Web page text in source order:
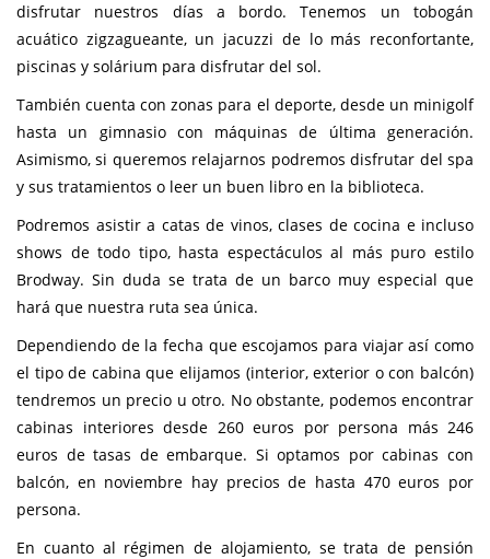
disfrutar nuestros días a bordo. Tenemos un tobogán
acuático zigzagueante, un jacuzzi de lo más reconfortante,
piscinas y solárium para disfrutar del sol.
También cuenta con zonas para el deporte, desde un minigolf
hasta un gimnasio con máquinas de última generación.
Asimismo, si queremos relajarnos podremos disfrutar del spa
y sus tratamientos o leer un buen libro en la biblioteca.
Podremos asistir a catas de vinos, clases de cocina e incluso
shows de todo tipo, hasta espectáculos al más puro estilo
Brodway. Sin duda se trata de un barco muy especial que
hará que nuestra ruta sea única.
Dependiendo de la fecha que escojamos para viajar así como
el tipo de cabina que elijamos (interior, exterior o con balcón)
tendremos un precio u otro. No obstante, podemos encontrar
cabinas interiores desde 260 euros por persona más 246
euros de tasas de embarque. Si optamos por cabinas con
balcón, en noviembre hay precios de hasta 470 euros por
persona.
En cuanto al régimen de alojamiento, se trata de pensión